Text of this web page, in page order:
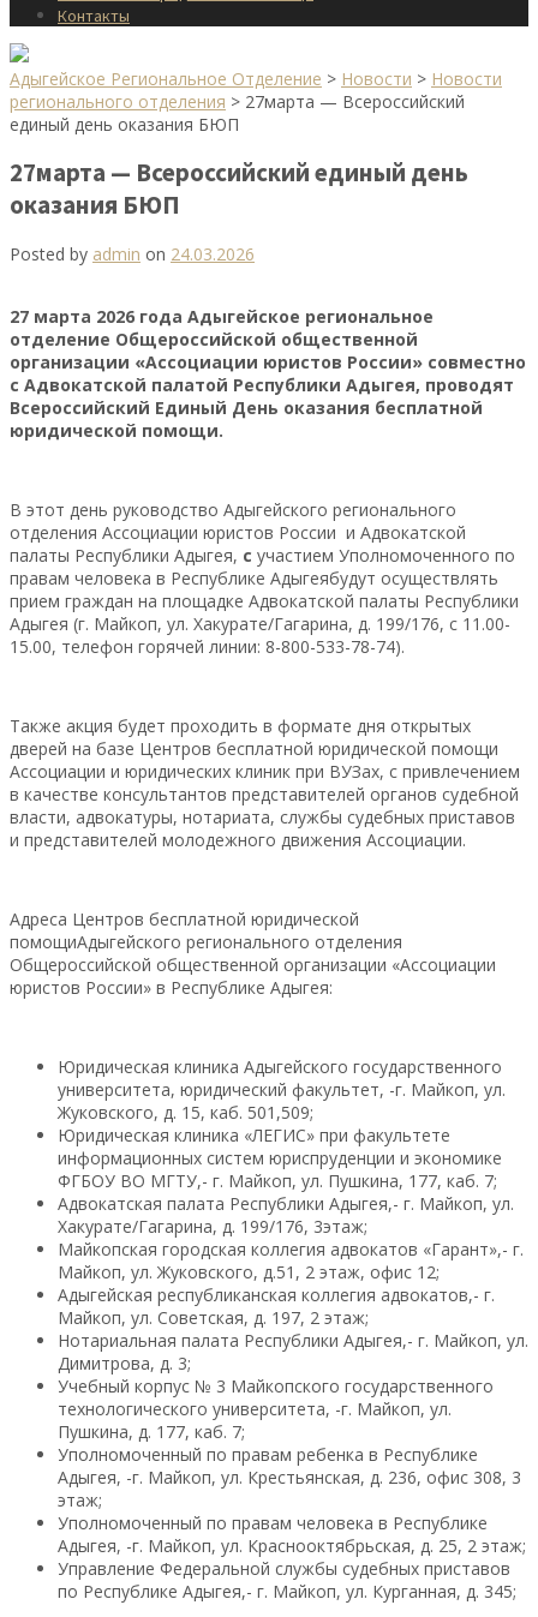
Контакты
Адыгейское Региональное Отделение > Новости > Новости
регионального отделения > 27марта — Всероссийский
единый день оказания БЮП
27марта — Всероссийский единый день
оказания БЮП
Posted by admin on 24.03.2026
27 марта 2026 года Адыгейское региональное
отделение Общероссийской общественной
организации «Ассоциации юристов России» совместно
с Адвокатской палатой Республики Адыгея, проводят
Всероссийский Единый День оказания бесплатной
юридической помощи.
В этот день руководство Адыгейского регионального
отделения Ассоциации юристов России и Адвокатской
палаты Республики Адыгея, с участием Уполномоченного по
правам человека в Республике Адыгеябудут осуществлять
прием граждан на площадке Адвокатской палаты Республики
Адыгея (г. Майкоп, ул. Хакурате/Гагарина, д. 199/176, с 11.00-
15.00, телефон горячей линии: 8-800-533-78-74).
Также акция будет проходить в формате дня открытых
дверей на базе Центров бесплатной юридической помощи
Ассоциации и юридических клиник при ВУЗах, с привлечением
в качестве консультантов представителей органов судебной
власти, адвокатуры, нотариата, службы судебных приставов
и представителей молодежного движения Ассоциации.
Адреса Центров бесплатной юридической
помощиАдыгейского регионального отделения
Общероссийской общественной организации «Ассоциации
юристов России» в Республике Адыгея:
Юридическая клиника Адыгейского государственного
университета, юридический факультет, -г. Майкоп, ул.
Жуковского, д. 15, каб. 501,509;
Юридическая клиника «ЛЕГИС» при факультете
информационных систем юриспруденции и экономике
ФГБОУ ВО МГТУ,- г. Майкоп, ул. Пушкина, 177, каб. 7;
Адвокатская палата Республики Адыгея,- г. Майкоп, ул.
Хакурате/Гагарина, д. 199/176, 3этаж;
Майкопская городская коллегия адвокатов «Гарант»,- г.
Майкоп, ул. Жуковского, д.51, 2 этаж, офис 12;
Адыгейская республиканская коллегия адвокатов,- г.
Майкоп, ул. Советская, д. 197, 2 этаж;
Нотариальная палата Республики Адыгея,- г. Майкоп, ул.
Димитрова, д. 3;
Учебный корпус № 3 Майкопского государственного
технологического университета, -г. Майкоп, ул.
Пушкина, д. 177, каб. 7;
Уполномоченный по правам ребенка в Республике
Адыгея, -г. Майкоп, ул. Крестьянская, д. 236, офис 308, 3
этаж;
Уполномоченный по правам человека в Республике
Адыгея, -г. Майкоп, ул. Краснооктябрьская, д. 25, 2 этаж;
Управление Федеральной службы судебных приставов
по Республике Адыгея,- г. Майкоп, ул. Курганная, д. 345;